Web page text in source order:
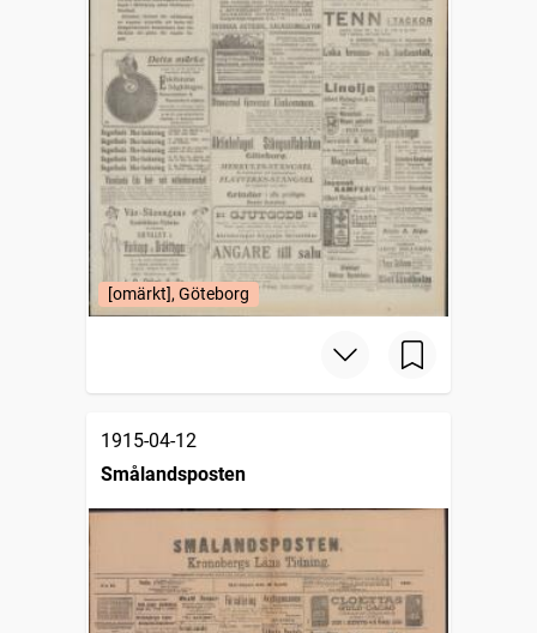
[omärkt], Göteborg
1915-04-12
Smålandsposten